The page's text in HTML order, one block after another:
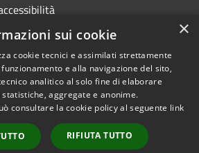
Copyright © 2026 • Comune di
Castellucchio • Powered by
Municipium•
Accesso
×
sui cookie
cookie tecnici e assimilati strettamente
e alla navigazione del sito,
analitico al solo fine di elaborare
aggregate e anonime.
consultare la cookie policy al seguente link
RIFIUTA TUTTO